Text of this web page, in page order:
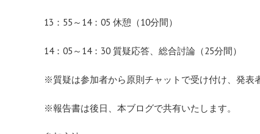
13：55～14：05 休憩（10分間）
14：05～14：30 質疑応答、総合討論（25分間）
※質疑は参加者から原則チャットで受け付け、発表
※報告書は後日、本ブログで共有いたします。